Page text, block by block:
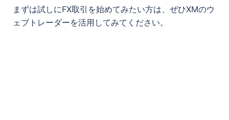
まずは試しにFX取引を始めてみたい方は、ぜひXMのウ
ェブトレーダーを活用してみてください。